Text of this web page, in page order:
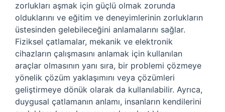
zorlukları aşmak için güçlü olmak zorunda
olduklarını ve eğitim ve deneyimlerinin zorlukların
üstesinden gelebileceğini anlamalarını sağlar.
Fiziksel çatlamalar, mekanik ve elektronik
cihazların çalışmasını anlamak için kullanılan
araçlar olmasının yanı sıra, bir problemi çözmeye
yönelik çözüm yaklaşımını veya çözümleri
geliştirmeye dönük olarak da kullanılabilir. Ayrıca,
duygusal çatlamanın anlamı, insanların kendilerini